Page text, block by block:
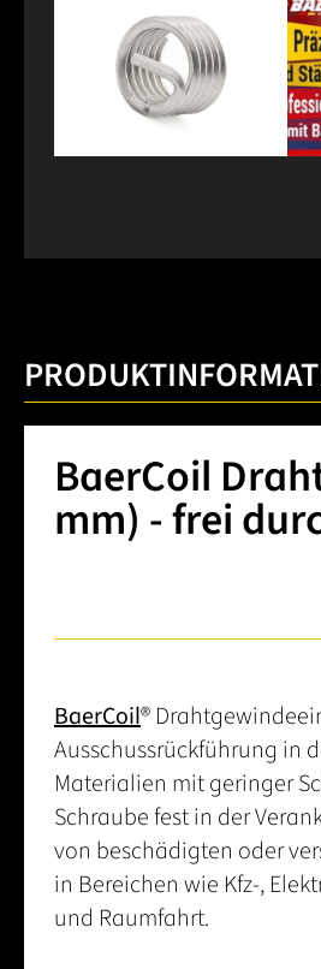
BaerCoil
mm) - frei
BaerCoil®
Ausschussrückführung in
Materialien mit geringer
Schraube fest in der
von beschädigten oder
in Bereichen wie Kfz-,
und Raumfahrt.